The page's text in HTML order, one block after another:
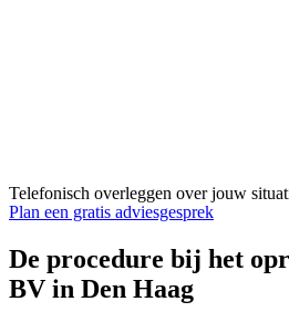
Telefonisch overleggen over jouw
Plan een gratis adviesgesprek
De procedure bij het
BV in Den Haag